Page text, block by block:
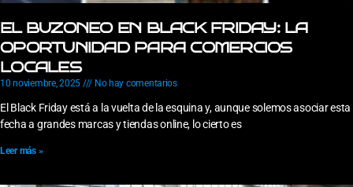
EL BUZONEO EN BLACK FRIDAY: LA
OPORTUNIDAD PARA COMERCIOS
LOCALES
10 noviembre, 2025 No hay comentarios
El Black Friday está a la vuelta de la esquina y, aunque solemos asociar esta
fecha a grandes marcas y tiendas online, lo cierto es
Leer más »